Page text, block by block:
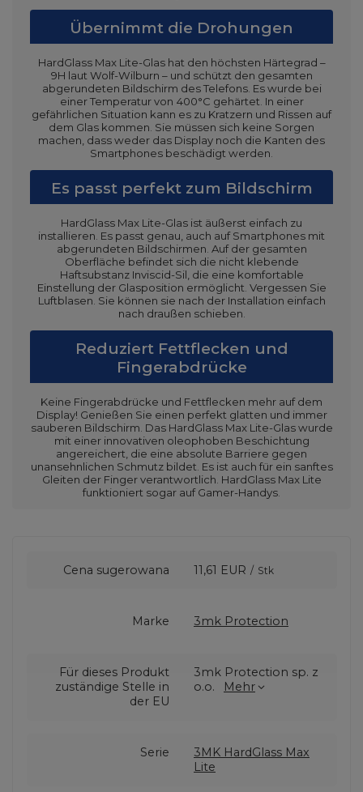
Übernimmt die Drohungen
HardGlass Max Lite-Glas hat den höchsten Härtegrad –
9H laut Wolf-Wilburn – und schützt den gesamten
abgerundeten Bildschirm des Telefons. Es wurde bei
einer Temperatur von 400°C gehärtet. In einer
gefährlichen Situation kann es zu Kratzern und Rissen auf
dem Glas kommen. Sie müssen sich keine Sorgen
machen, dass weder das Display noch die Kanten des
Smartphones beschädigt werden.
Es passt perfekt zum Bildschirm
HardGlass Max Lite-Glas ist äußerst einfach zu
installieren. Es passt genau, auch auf Smartphones mit
abgerundeten Bildschirmen. Auf der gesamten
Oberfläche befindet sich die nicht klebende
Haftsubstanz Inviscid-Sil, die eine komfortable
Einstellung der Glasposition ermöglicht. Vergessen Sie
Luftblasen. Sie können sie nach der Installation einfach
nach draußen schieben.
Reduziert Fettflecken und
Fingerabdrücke
Keine Fingerabdrücke und Fettflecken mehr auf dem
Display! Genießen Sie einen perfekt glatten und immer
sauberen Bildschirm. Das HardGlass Max Lite-Glas wurde
mit einer innovativen oleophoben Beschichtung
angereichert, die eine absolute Barriere gegen
unansehnlichen Schmutz bildet. Es ist auch für ein sanftes
Gleiten der Finger verantwortlich. HardGlass Max Lite
funktioniert sogar auf Gamer-Handys.
Cena sugerowana 11,61 EUR / Stk
Marke 3mk Protection
Für dieses Produkt
zuständige Stelle in
der EU
3mk Protection sp. z
o.o.
Mehr
Serie
3MK HardGlass Max
Lite